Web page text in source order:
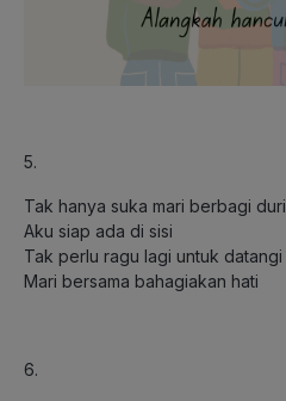
5.
Tak hanya suka mari berbagi duri
Aku siap ada di sisi
Tak perlu ragu lagi untuk datangi
Mari bersama bahagiakan hati
6.